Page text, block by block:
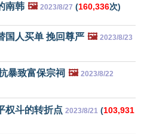
南韩 🖼️ 2023/8/27 (160,336次)
国人买单 挽回尊严 🖼️ 2023/8/23
暴致富保宗祠 🖼️ 2023/8/22
权斗的转折点 2023/8/21 (103,931